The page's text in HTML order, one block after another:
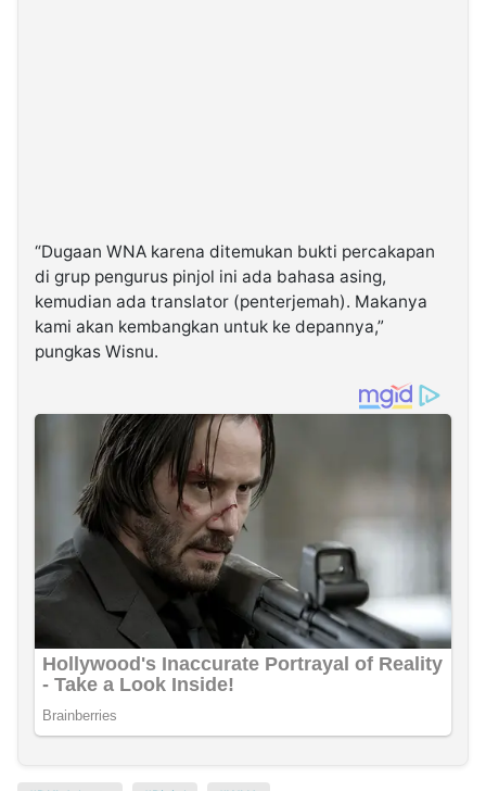
“Dugaan WNA karena ditemukan bukti percakapan
di grup pengurus pinjol ini ada bahasa asing,
kemudian ada translator (penterjemah). Makanya
kami akan kembangkan untuk ke depannya,”
pungkas Wisnu.